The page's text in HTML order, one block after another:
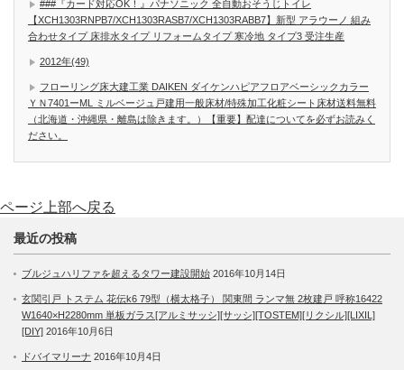
###『カード対応OK！』パナソニック 全自動おそうじトイレ
【XCH1303RNPB7/XCH1303RASB7/XCH1303RABB7】新型 アラウーノ 組み
合わせタイプ 床排水タイプ リフォームタイプ 寒冷地 タイプ3 受注生産
2012年(49)
フローリング床大建工業 DAIKEN ダイケンハピアフロアベーシックカラー
ＹＮ7401ーML ミルベージュ戸建用一般床材/特殊加工化粧シート床材送料無料
（北海道・沖縄県・離島は除きます。）【重要】配達についてを必ずお読みく
ださい。
ページ上部へ戻る
最近の投稿
ブルジュハリファを超えるタワー建設開始 2016年10月14日
玄関引戸 トステム 花伝k6 79型（横太格子） 関東間 ランマ無 2枚建戸 呼称16422
W1640×H2280mm 単板ガラス[アルミサッシ][サッシ][TOSTEM][リクシル][LIXIL]
[DIY] 2016年10月6日
ドバイマリーナ 2016年10月4日